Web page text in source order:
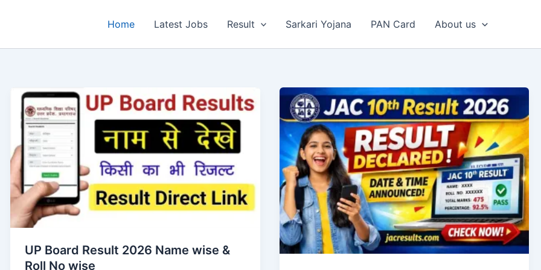
Home Latest Jobs Result Sarkari Yojana PAN Card About us
UP Board Result 2026 Name wise &
Roll No wise